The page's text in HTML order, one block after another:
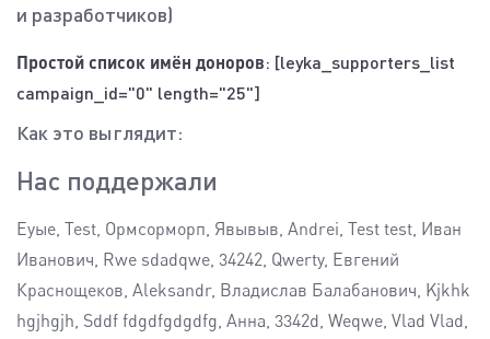
и разработчиков)
Простой список имён доноров: [leyka_supporters_list
campaign_id="0" length="25"]
Как это выглядит:
Нас поддержали
Еуые, Test, Ормсорморп, Явывыв, Andrei, Test test, Иван
Иванович, Rwe sdadqwe, 34242, Qwerty, Евгений
Краснощеков, Aleksandr, Владислав Балабанович, Kjkhk
hgjhgjh, Sddf fdgdfgdgdfg, Анна, 3342d, Weqwe, Vlad Vlad,